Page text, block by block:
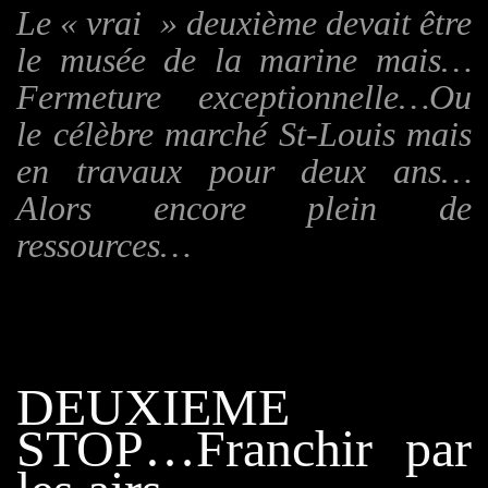
Le « vrai » deuxième devait être
le musée de la marine mais…
Fermeture exceptionnelle…Ou
le célèbre marché St-Louis mais
en travaux pour deux ans…
Alors encore plein de
ressources…
DEUXIEME
STOP…Franchir par